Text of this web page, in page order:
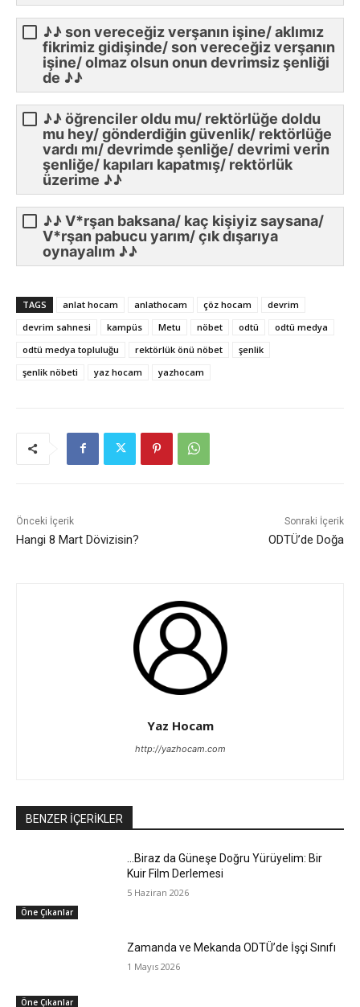
♪♪ son vereceğiz verşanın işine/ aklımız
fikrimiz gidişinde/ son vereceğiz verşanın
işine/ olmaz olsun onun devrimsiz şenliği
de ♪♪
♪♪ öğrenciler oldu mu/ rektörlüğe doldu
mu hey/ gönderdiğin güvenlik/ rektörlüğe
vardı mı/ devrimde şenliğe/ devrimi verin
şenliğe/ kapıları kapatmış/ rektörlük
üzerime ♪♪
♪♪ V*rşan baksana/ kaç kişiyiz saysana/
V*rşan pabucu yarım/ çık dışarıya
oynayalım ♪♪
TAGS anlat hocam anlathocam çöz hocam
devrim
devrim sahnesi
kampüs Metu nöbet odtü
odtü medya
odtü medya topluluğu
rektörlük önü nöbet
şenlik
şenlik nöbeti
yaz hocam yazhocam
Önceki İçerik
Hangi 8 Mart Dövizisin?
Sonraki İçerik
ODTÜ’de Doğa
Yaz Hocam
http://yazhocam.com
BENZER İÇERİKLER
Öne Çıkanlar
…Biraz da Güneşe Doğru Yürüyelim: Bir
Kuir Film Derlemesi
5 Haziran 2026
Öne Çıkanlar
Zamanda ve Mekanda ODTÜ’de İşçi Sınıfı
1 Mayıs 2026